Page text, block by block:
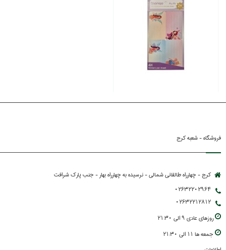
فروشگاه - شعبه کرج
کرج - چهارراه طالقانی شمالی - نرسیده به چهارراه بهار - جنب پارك شرافت
02632202964
02632212812
روزهاي عادي 9 الي 21:30
جمعه ها 11 الي 21:30